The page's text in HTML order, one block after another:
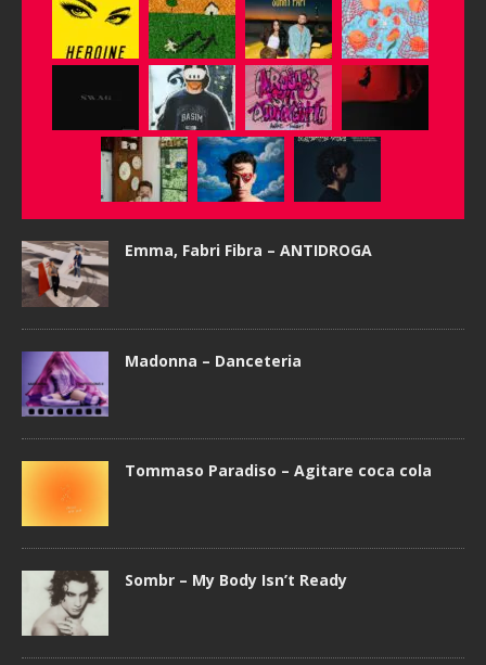
Emma, Fabri Fibra – ANTIDROGA
Madonna – Danceteria
Tommaso Paradiso – Agitare coca cola
Sombr – My Body Isn’t Ready